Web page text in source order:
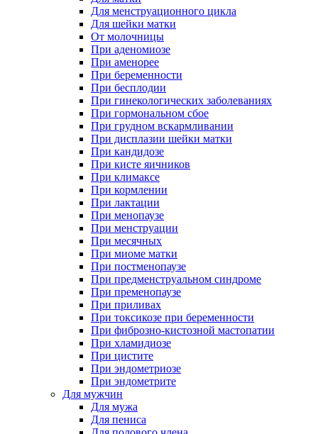
Для менструационного цикла
Для шейки матки
От молочницы
При аденомиозе
При аменорее
При беременности
При бесплодии
При гинекологических заболеваниях
При гормональном сбое
При грудном вскармливании
При дисплазии шейки матки
При кандидозе
При кисте яичников
При климаксе
При кормлении
При лактации
При менопаузе
При менструации
При месячных
При миоме матки
При постменопаузе
При предменструальном синдроме
При пременопаузе
При приливах
При токсикозе при беременности
При фиброзно-кистозной мастопатии
При хламидиозе
При цистите
При эндометриозе
При эндометрите
Для мужчин
Для мужа
Для пениса